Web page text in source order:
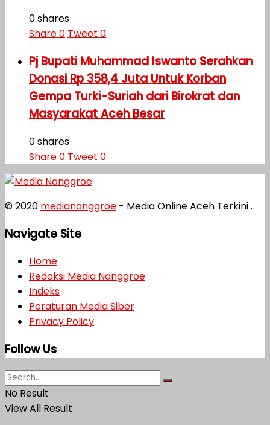
0 shares
Share0 Tweet 0
Pj Bupati Muhammad Iswanto Serahkan
Donasi Rp 358,4 Juta Untuk Korban
Gempa Turki-Suriah dari Birokrat dan
Masyarakat Aceh Besar
0 shares
Share0 Tweet 0
© 2020 mediananggroe - Media Online Aceh Terkini .
Navigate Site
Home
Redaksi Media Nanggroe
Indeks
Peraturan Media Siber
Privacy Policy
Follow Us
No Result
View All Result